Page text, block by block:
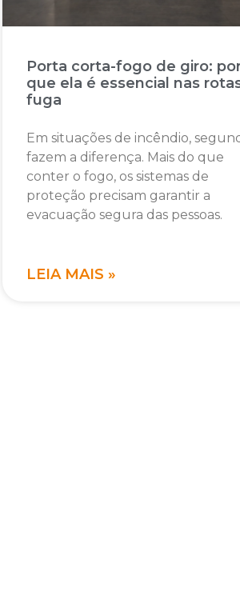
Porta corta-fogo de giro:
que ela é essencial nas
fuga
Em situações de incêndio,
fazem a diferença. Mais do que
conter o fogo, os sistemas de
proteção precisam garantir a
evacuação segura das pessoas.
LEIA MAIS »